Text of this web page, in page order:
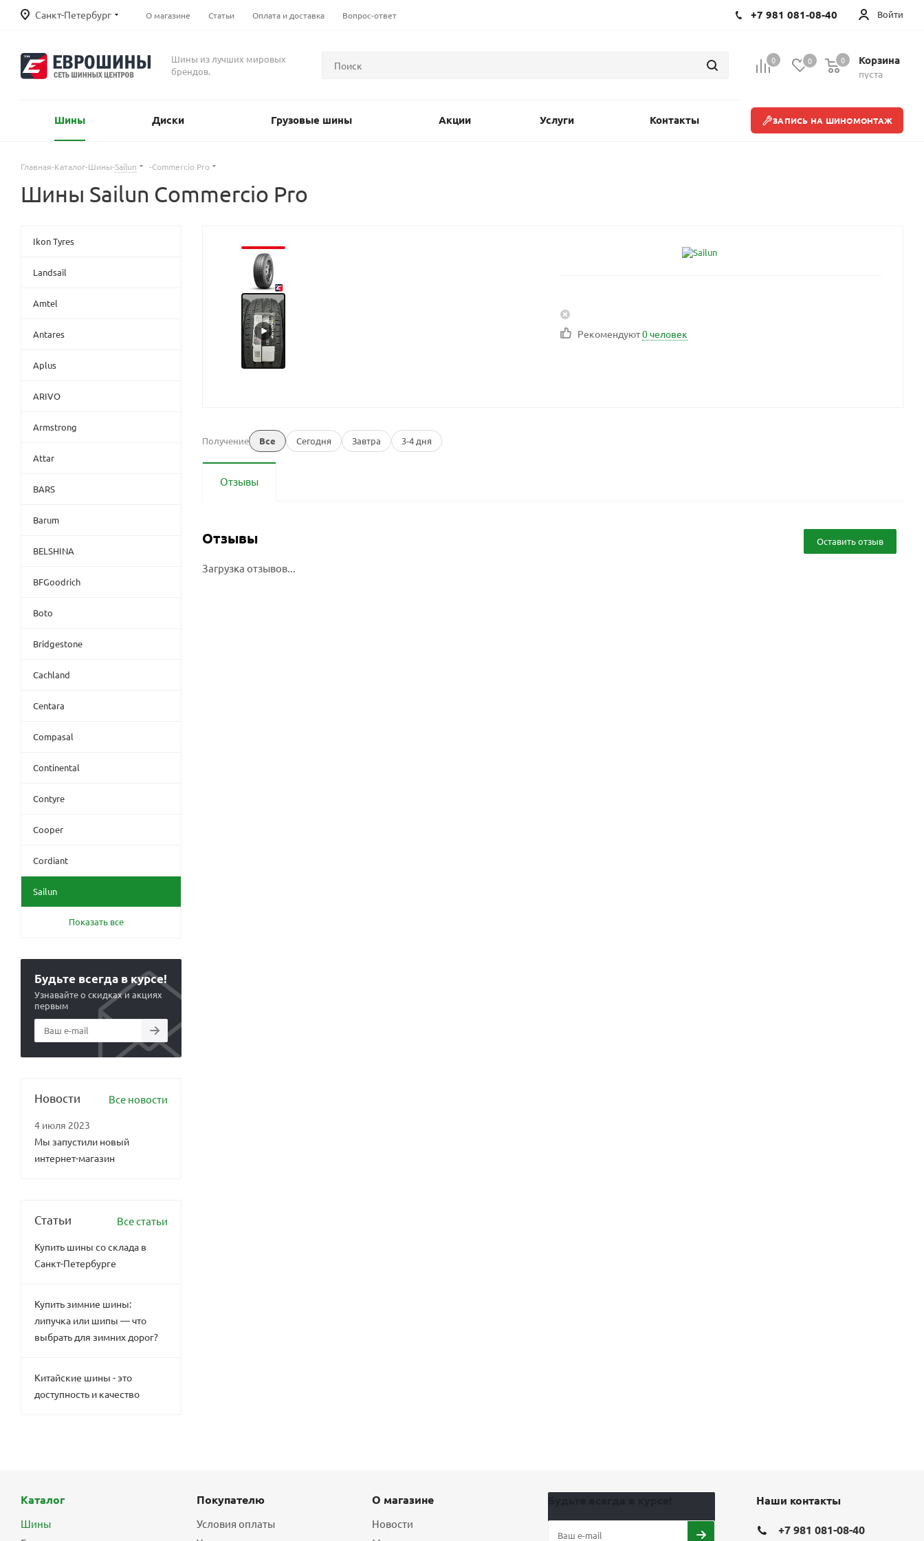
Санкт-Петербург О магазине Статьи Оплата и доставка Вопрос-ответ Войти
+7 981 081-08-40
Шины из лучших мировых
брендов.
0 0 Корзина
пуста
0
Шины Диски Грузовые шины Акции Услуги Контакты ЗАПИСЬ НА ШИНОМОНТАЖ
Главная-Каталог-Шины-Sailun -Commercio Pro
Шины Sailun Commercio Pro
Рекомендуют0 человек
Получение Все Сегодня Завтра 3-4 дня
Отзывы
Отзывы Оставить отзыв
Загрузка отзывов...
Ikon Tyres
Landsail
Amtel
Antares
Aplus
ARIVO
Armstrong
Attar
BARS
Barum
BELSHINA
BFGoodrich
Boto
Bridgestone
Cachland
Centara
Compasal
Continental
Contyre
Cooper
Cordiant
Sailun
Показать все
Будьте всегда в курсе!
Узнавайте о скидках и акциях
первым
Новости Все новости
4 июля 2023
Мы запустили новый
интернет-магазин
Статьи Все статьи
Купить шины со склада в
Санкт-Петербурге
Купить зимние шины:
липучка или шипы — что
выбрать для зимних дорог?
Китайские шины - это
доступность и качество
Каталог
Шины
Покупателю
Условия оплаты
О магазине
Новости
Наши контакты
+7 981 081-08-40